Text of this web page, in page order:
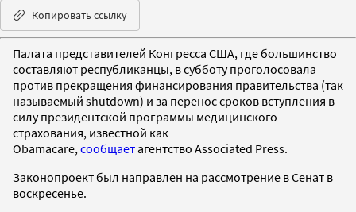
Копировать ссылку
Палата представителей Конгресса США, где большинство
составляют республиканцы, в субботу проголосовала
против прекращения финансирования правительства (так
называемый shutdown) и за перенос сроков вступления в
силу президентской программы медицинского
страхования, известной как
Obamacare, сообщаетагентство Associated Press.
Законопроект был направлен на рассмотрение в Сенат в
воскресенье.